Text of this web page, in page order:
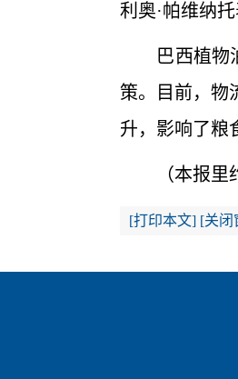
利奥·帕维纳
巴西植物油
策。目前，物
升，影响了粮
（本报里约
[打印本文] [关闭